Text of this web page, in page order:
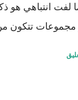
لفت انتباهي هو
مجموعات تتكون